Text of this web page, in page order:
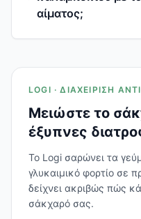
αίματος;
LOGI · ΔΙΑΧΕΊΡΙΣΗ
Μειώστε το
έξυπνες
Το Logi σαρώνει τα
γλυκαιμικό φορτίο σε
δείχνει ακριβώς πώς
σάκχαρό σας.